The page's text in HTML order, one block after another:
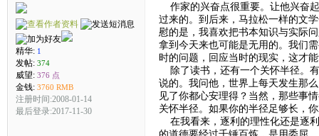
精华: 1
发帖: 374
威望: 376 点
金钱: 3760 RMB
注册时间:2008-01-14
最后登录:2017-11-30
作家的兴奋点很重要。让他兴奋
过来的。到后来，马拉松一样的文
慰的是，我喜欢把书本知识与实际
拿到今天来也可能是无用的。我们
时的问题，回应当时的现实，这才
除了读书，还有一个关怀半径。
说的。我问他，世界上每天发生那
见了你都心安理得？当然，那些事
关怀半径。如果你的半径足够长，
在我看来，逐利的理性化还是逐